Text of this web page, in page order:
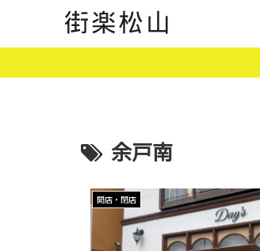
余戸南
開店・閉店